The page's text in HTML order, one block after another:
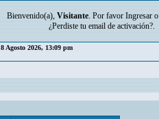
Bienvenido(a), Visitante. Por favor Ingresar o
¿Perdiste tu email de activación?.
8 Agosto 2026, 13:09 pm